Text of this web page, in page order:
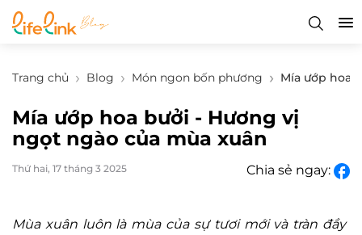
Trang chủ Blog Món ngon bốn phương Mía ướp hoa
Mía ướp hoa bưởi - Hương vị
ngọt ngào của mùa xuân
Thứ hai, 17 tháng 3 2025 Chia sẻ ngay:
Mùa xuân luôn là mùa của sự tươi mới và tràn đầy